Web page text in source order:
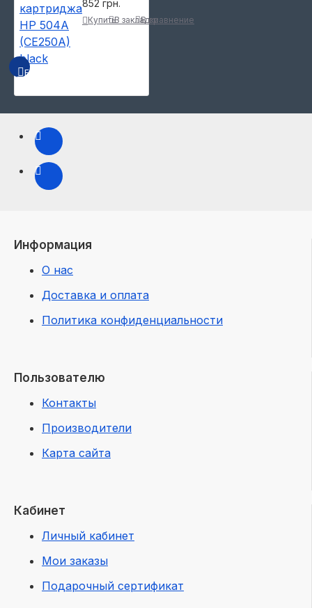
БЫСТРЫЙ ПРОСМОТР
852 грн.
КупитьВ закладкиВ сравнение
Информация
О нас
Доставка и оплата
Политика конфиденциальности
Пользователю
Контакты
Производители
Карта сайта
Кабинет
Личный кабинет
Мои заказы
Подарочный сертификат